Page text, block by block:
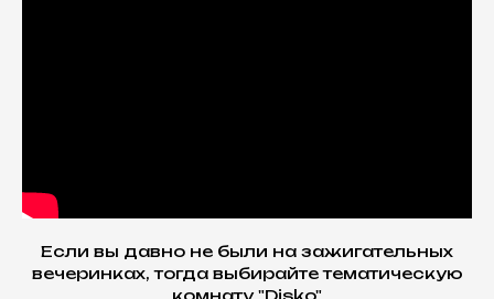
Если вы давно не были на зажигательных
вечеринках, тогда выбирайте тематическую
комнату "Disko"